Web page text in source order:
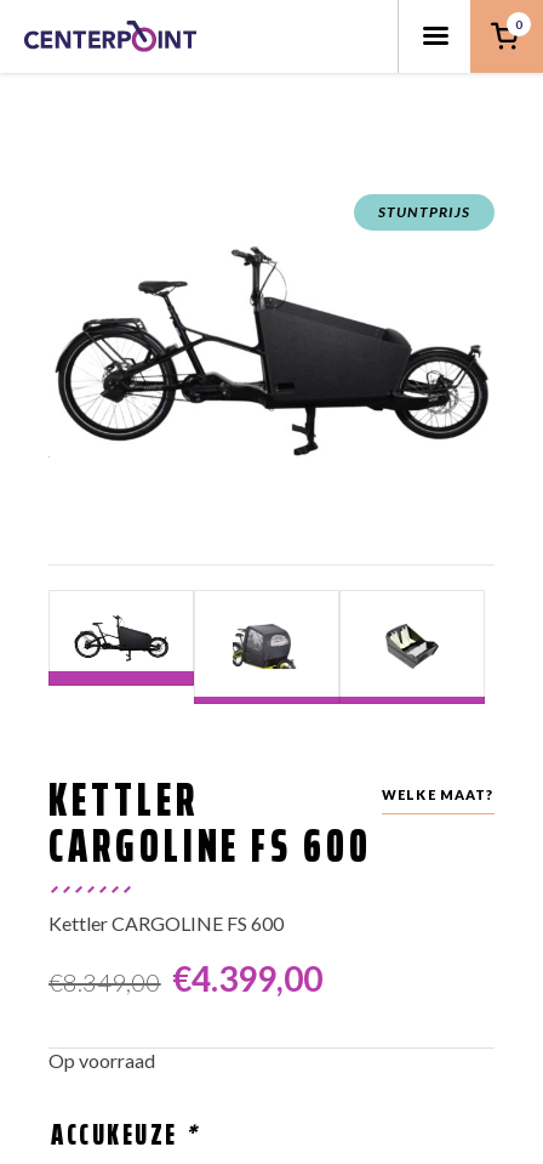
0
STUNTPRIJS
WELKE MAAT?
KETTLER
CARGOLINE FS 600
Kettler CARGOLINE FS 600
€8.349,00
Oorspronkelijke
was:
€8.349,00.
€4.399,00
Huidige
is:
€4.399,00.
Op voorraad
ACCUKEUZE *